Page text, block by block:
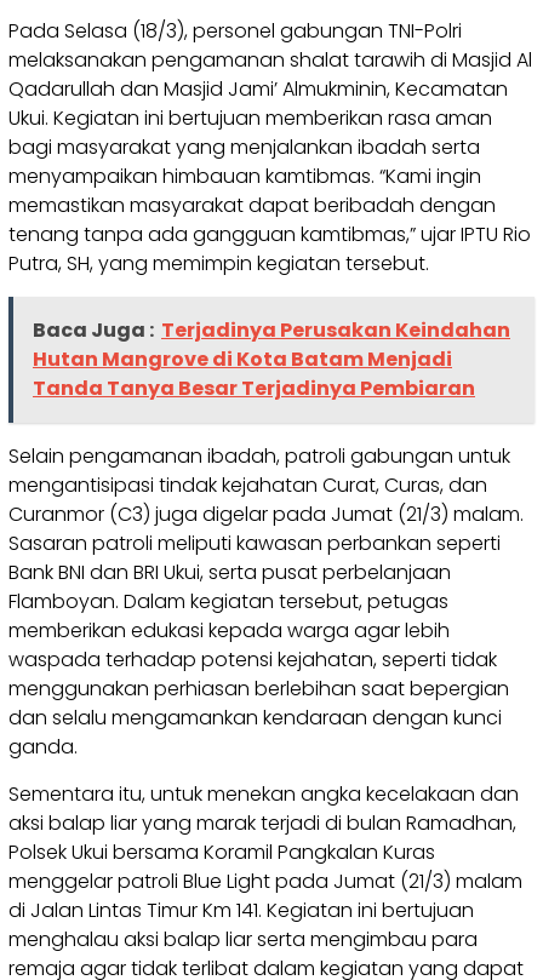
Pada Selasa (18/3), personel gabungan TNI-Polri
melaksanakan pengamanan shalat tarawih di Masjid Al
Qadarullah dan Masjid Jami’ Almukminin, Kecamatan
Ukui. Kegiatan ini bertujuan memberikan rasa aman
bagi masyarakat yang menjalankan ibadah serta
menyampaikan himbauan kamtibmas. “Kami ingin
memastikan masyarakat dapat beribadah dengan
tenang tanpa ada gangguan kamtibmas,” ujar IPTU Rio
Putra, SH, yang memimpin kegiatan tersebut.
Baca Juga : Terjadinya Perusakan Keindahan
Hutan Mangrove di Kota Batam Menjadi
Tanda Tanya Besar Terjadinya Pembiaran
Selain pengamanan ibadah, patroli gabungan untuk
mengantisipasi tindak kejahatan Curat, Curas, dan
Curanmor (C3) juga digelar pada Jumat (21/3) malam.
Sasaran patroli meliputi kawasan perbankan seperti
Bank BNI dan BRI Ukui, serta pusat perbelanjaan
Flamboyan. Dalam kegiatan tersebut, petugas
memberikan edukasi kepada warga agar lebih
waspada terhadap potensi kejahatan, seperti tidak
menggunakan perhiasan berlebihan saat bepergian
dan selalu mengamankan kendaraan dengan kunci
ganda.
Sementara itu, untuk menekan angka kecelakaan dan
aksi balap liar yang marak terjadi di bulan Ramadhan,
Polsek Ukui bersama Koramil Pangkalan Kuras
menggelar patroli Blue Light pada Jumat (21/3) malam
di Jalan Lintas Timur Km 141. Kegiatan ini bertujuan
menghalau aksi balap liar serta mengimbau para
remaja agar tidak terlibat dalam kegiatan yang dapat